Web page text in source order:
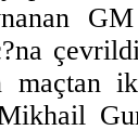
maçtan